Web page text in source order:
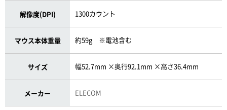
解像度(DPI) 1300カウント
マウス本体重量 約59g ※電池含む
サイズ 幅52.7mm ×奥行92.1mm ×高さ36.4mm
メーカー ELECOM